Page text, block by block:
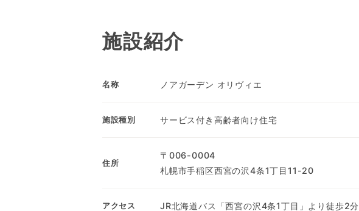
施設紹介
名称 ノアガーデン オリヴィエ
施設種別 サービス付き高齢者向け住宅
住所
〒006-0004
札幌市手稲区西宮の沢4条1丁目11-20
アクセス JR北海道バス「西宮の沢4条1丁目」より徒歩2分